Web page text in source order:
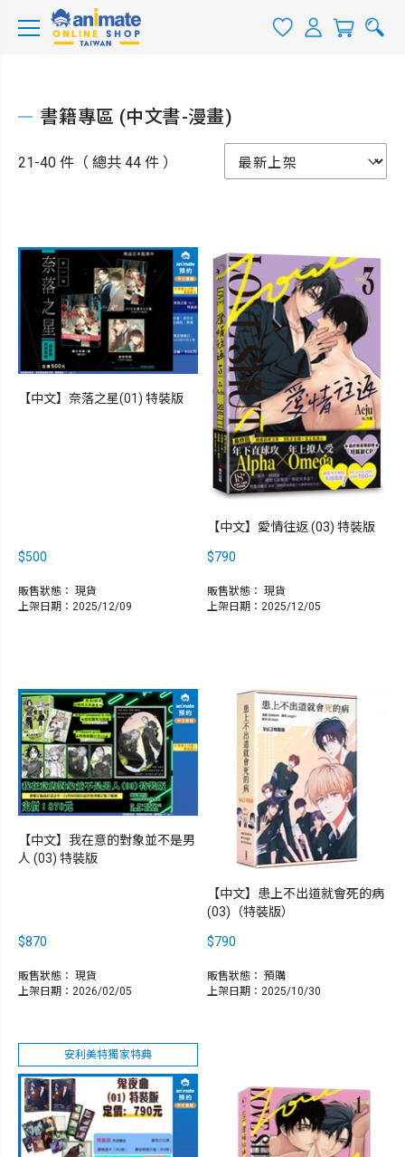
書籍專區 (中文書-漫畫)
21-40 件（ 總共 44 件 ）
【中文】奈落之星(01) 特裝版
$500
販售狀態： 現貨
上架日期：2025/12/09
【中文】愛情往返 (03) 特裝版
$790
販售狀態： 現貨
上架日期：2025/12/05
【中文】我在意的對象並不是男
人 (03) 特裝版
$870
販售狀態： 現貨
上架日期：2026/02/05
【中文】患上不出道就會死的病
(03)（特裝版）
$790
販售狀態： 預購
上架日期：2025/10/30
安利美特獨家特典